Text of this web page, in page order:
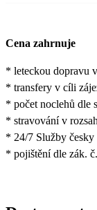
Cena zahrnuje
* leteckou dopravu
* transfery v cíli
* počet noclehů dle
* stravování v
* 24/7 Služby česky
* pojištění dle zák.